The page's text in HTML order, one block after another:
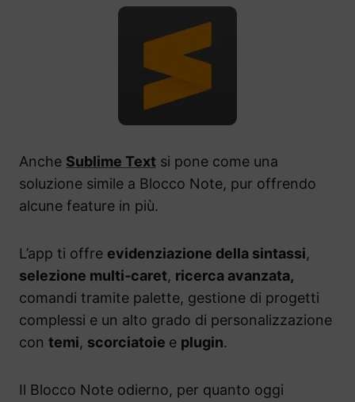
Anche Sublime Text si pone come una
soluzione simile a Blocco Note, pur offrendo
alcune feature in più.
L’app ti offre evidenziazione della sintassi,
selezione multi‑caret, ricerca avanzata,
comandi tramite palette, gestione di progetti
complessi e un alto grado di personalizzazione
con temi, scorciatoie e plugin.
Il Blocco Note odierno, per quanto oggi